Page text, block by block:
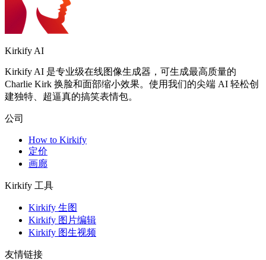
Kirkify AI
Kirkify AI 是专业级在线图像生成器，可生成最高质量的
Charlie Kirk 换脸和面部缩小效果。使用我们的尖端 AI 轻松创
建独特、超逼真的搞笑表情包。
公司
How to Kirkify
定价
画廊
Kirkify 工具
Kirkify 生图
Kirkify 图片编辑
Kirkify 图生视频
友情链接